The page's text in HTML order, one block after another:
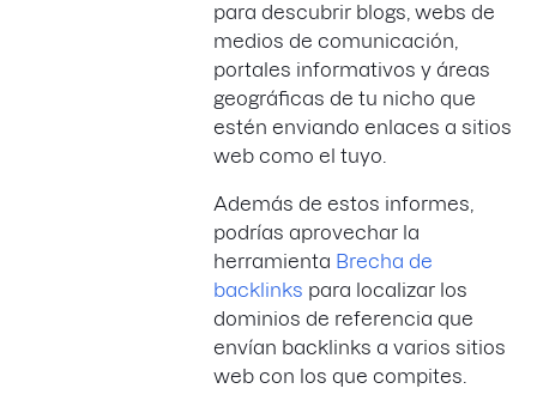
para descubrir blogs, webs de
medios de comunicación,
portales informativos y áreas
geográficas de tu nicho que
estén enviando enlaces a sitios
web como el tuyo.
Además de estos informes,
podrías aprovechar la
herramienta Brecha de
backlinks para localizar los
dominios de referencia que
envían backlinks a varios sitios
web con los que compites.